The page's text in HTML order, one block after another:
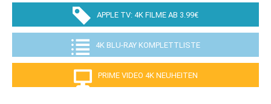
APPLE TV: 4K FILME AB 3.99€
4K BLU-RAY KOMPLETTLISTE
PRIME VIDEO 4K NEUHEITEN